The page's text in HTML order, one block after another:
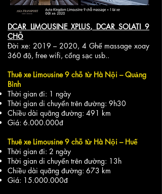
DCAR LIMOUSINE XPLUS, DCAR SOLATI 9
CHỖ
Đời xe: 2019 – 2020, 4 Ghế massage xoay
360 độ, free wifi, cổng sạc usb..
Thuê xe Limousine 9 chỗ từ Hà Nội – Quảng
Bình
Thời gian đi: 1 ngày
Thời gian di chuyển trên đường: 9h30
Chiều dài quãng đường: 491 km
Giá: 6.000.000đ
Thuê xe Limousine 9 chỗ từ Hà Nội – Huế
Thời gian đi: 2 ngày
Thời gian di chuyển trên đường: 13h
Chiều dài quãng đường: 673 km
Giá: 15.000.000đ